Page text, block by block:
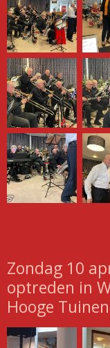
Zondag 10
optreden in
Hooge